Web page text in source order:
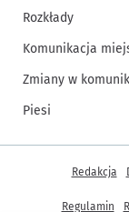
Rozkłady
Komunikacja
Zmiany w
Piesi
Inne
Redakcja
Regulamin